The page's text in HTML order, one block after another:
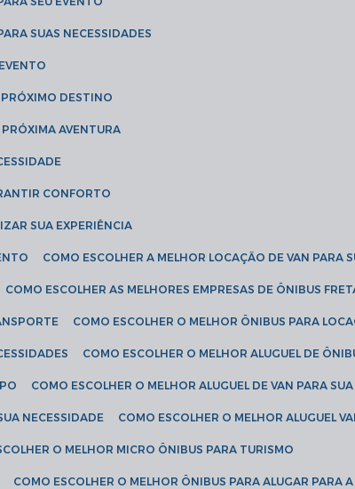
SUAS NECESSIDADES
PRÓXIMO DESTINO
PRÓXIMA AVENTURA
CONFORTO
SUA EXPERIÊNCIA
COMO ESCOLHER A MELHOR LOCAÇÃO DE VAN PARA
COMO ESCOLHER AS MELHORES EMPRESAS DE ÔNIBUS
COMO ESCOLHER O MELHOR ÔNIBUS PARA
COMO ESCOLHER O MELHOR ALUGUEL DE
COMO ESCOLHER O MELHOR ALUGUEL DE VAN PARA
NECESSIDADE COMO ESCOLHER O MELHOR ALUGUEL
O MELHOR MICRO ÔNIBUS PARA TURISMO
COMO ESCOLHER O MELHOR ÔNIBUS PARA ALUGAR PARA